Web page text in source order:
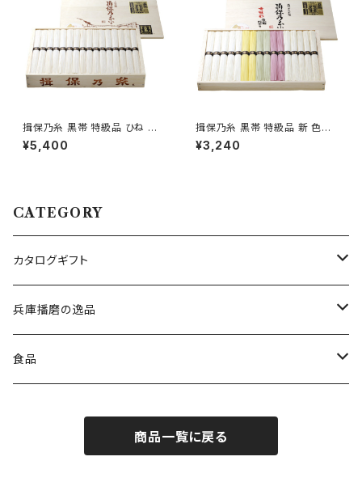
揖保乃糸 黒帯 特級品 ひね MC
-50B 28束 木箱入り
¥5,400
揖保乃糸 黒帯 特級品 新 色麺
¥3,240
CATEGORY
カタログギフト
洋表紙 エクセレントチョイス
和表紙 高雅
グルメ専用 彩璃（いろり）
兵庫播磨の逸品
揖保乃糸
但馬牛レストラン トッポジージョ
食品
商品一覧に戻る